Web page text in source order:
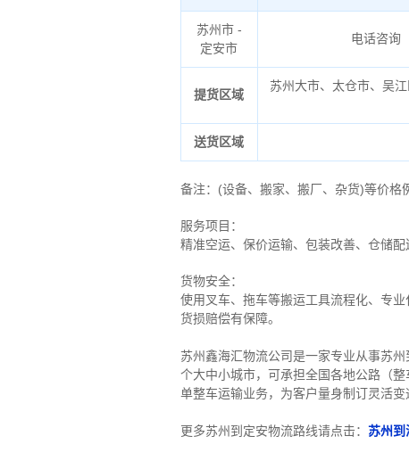
苏州市 -
定安市
电话咨询
提货区域
苏州大市、太仓市、吴
送货区域
备注： (设备、搬家、搬厂、杂货)等价格
服务项目：
精准空运、保价运输、包装改善、仓储
货物安全：
使用叉车、拖车等搬运工具流程化、专
货损赔偿有保障。
苏州鑫海汇物流公司是一家专业从事苏
个大中小城市，可承担全国各地公路（
单整车运输业务，为客户量身制订灵活变
更多苏州到定安物流路线请点击： 苏州到